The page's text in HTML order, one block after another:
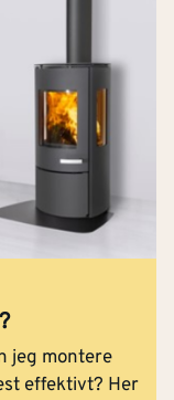
jeg montere
Her